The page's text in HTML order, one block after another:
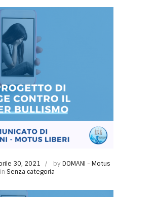
30, 2021 by DOMANI - Motus
in Senza categoria